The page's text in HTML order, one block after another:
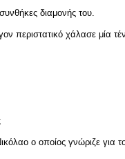
διαμονής του.
περιστατικό χάλασε μία
ο οποίος γνώριζε για